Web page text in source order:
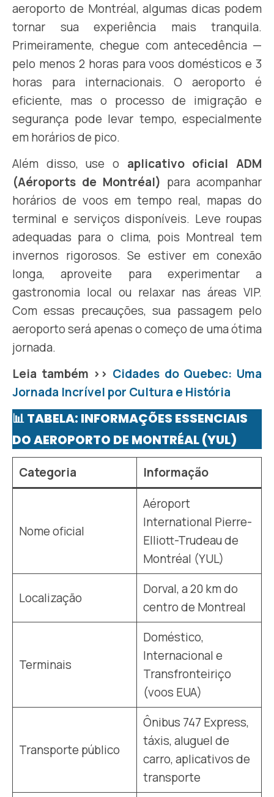
aeroporto de Montréal, algumas dicas podem
tornar sua experiência mais tranquila.
Primeiramente, chegue com antecedência —
pelo menos 2 horas para voos domésticos e 3
horas para internacionais. O aeroporto é
eficiente, mas o processo de imigração e
segurança pode levar tempo, especialmente
em horários de pico.
Além disso, use o aplicativo oficial ADM
(Aéroports de Montréal) para acompanhar
horários de voos em tempo real, mapas do
terminal e serviços disponíveis. Leve roupas
adequadas para o clima, pois Montreal tem
invernos rigorosos. Se estiver em conexão
longa, aproveite para experimentar a
gastronomia local ou relaxar nas áreas VIP.
Com essas precauções, sua passagem pelo
aeroporto será apenas o começo de uma ótima
jornada.
Leia também >> Cidades do Quebec: Uma
Jornada Incrível por Cultura e História
📊 TABELA: INFORMAÇÕES ESSENCIAIS
DO AEROPORTO DE MONTRÉAL (YUL)
Categoria Informação
Nome oficial
Aéroport
International Pierre-
Elliott-Trudeau de
Montréal (YUL)
Localização
Dorval, a 20 km do
centro de Montreal
Terminais
Doméstico,
Internacional e
Transfronteiriço
(voos EUA)
Transporte público
Ônibus 747 Express,
táxis, aluguel de
carro, aplicativos de
transporte